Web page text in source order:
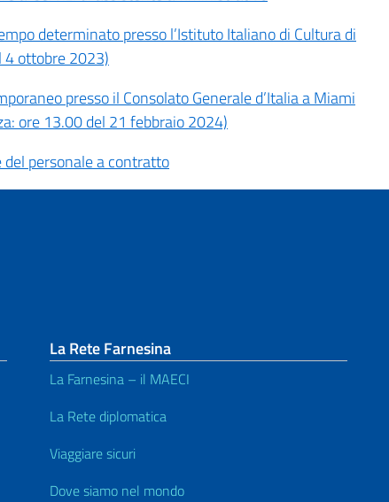
determinato presso l’Istituto Italiano di Cultura di
4 ottobre 2023)
presso il Consolato Generale d’Italia a Miami
ore 13.00 del 21 febbraio 2024)
del personale a contratto
La Rete Farnesina
La Farnesina – il MAECI
La Rete diplomatica
Viaggiare sicuri
Dove siamo nel mondo